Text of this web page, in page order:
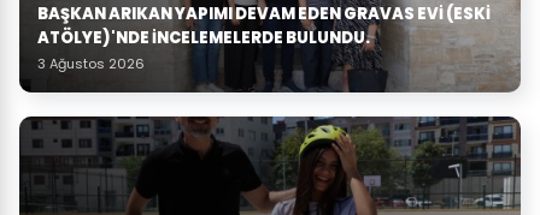
BAŞKAN ARIKAN YAPIMI DEVAM EDEN GRAVAS EVI (ESKI
ATÖLYE)'NDE İNCELEMELERDE BULUNDU.
3 Ağustos 2026